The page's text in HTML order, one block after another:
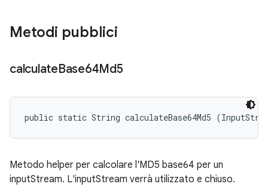
Metodi pubblici
calculateBase64Md5
public static String calculateBase64Md5
Metodo helper per calcolare l'MD5 base64 per un
inputStream. L'inputStream verrà utilizzato e chiuso.